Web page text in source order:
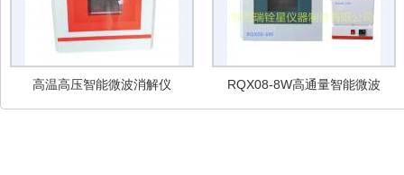
高温高压智能微波消解仪
RQX08-8W高通量智能微波
消解仪